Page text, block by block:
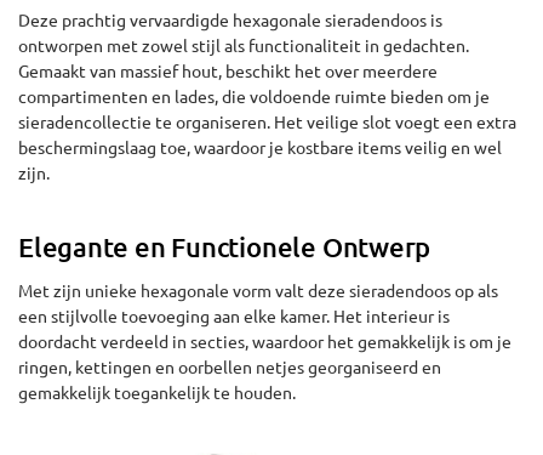
Deze prachtig vervaardigde hexagonale sieradendoos is
ontworpen met zowel stijl als functionaliteit in gedachten.
Gemaakt van massief hout, beschikt het over meerdere
compartimenten en lades, die voldoende ruimte bieden om je
sieradencollectie te organiseren. Het veilige slot voegt een extra
beschermingslaag toe, waardoor je kostbare items veilig en wel
zijn.
Elegante en Functionele Ontwerp
Met zijn unieke hexagonale vorm valt deze sieradendoos op als
een stijlvolle toevoeging aan elke kamer. Het interieur is
doordacht verdeeld in secties, waardoor het gemakkelijk is om je
ringen, kettingen en oorbellen netjes georganiseerd en
gemakkelijk toegankelijk te houden.